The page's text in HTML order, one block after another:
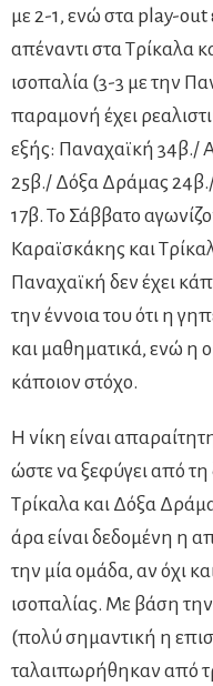
με 2-1, ενώ στα play-out
απέναντι στα Τρίκαλα
ισοπαλία (3-3 με την
παραμονή έχει
εξής: Παναχαϊκή 34β./
25β./ Δόξα Δράμας
17β. Το Σάββατο
Καραϊσκάκης και
Παναχαϊκή δεν έχει
την έννοια του ότι η
και μαθηματικά, ενώ η
κάποιον στόχο.
Η νίκη είναι
ώστε να ξεφύγει από
Τρίκαλα και Δόξα
άρα είναι δεδομένη η
την μία ομάδα, αν όχι
ισοπαλίας. Με βάση
(πολύ σημαντική η
ταλαιπωρήθηκαν από